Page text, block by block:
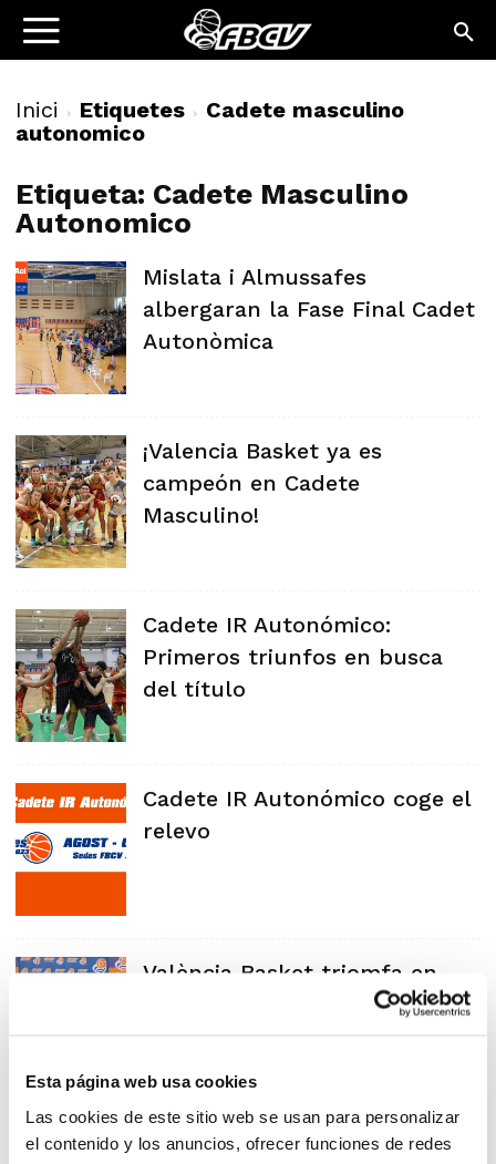
Esta página web usa cookies
Las cookies de este sitio web se usan para personalizar
el contenido y los anuncios, ofrecer funciones de redes
Inici Etiquetes
Cadete masculino
autonomico
Etiqueta: Cadete Masculino
Autonomico
Mislata i Almussafes
albergaran la Fase Final Cadet
Autonòmica
¡Valencia Basket ya es
campeón en Cadete
Masculino!
Cadete IR Autonómico:
Primeros triunfos en busca
del título
Cadete IR Autonómico coge el
relevo
València Basket triomfa en
Doblet de València Basket en